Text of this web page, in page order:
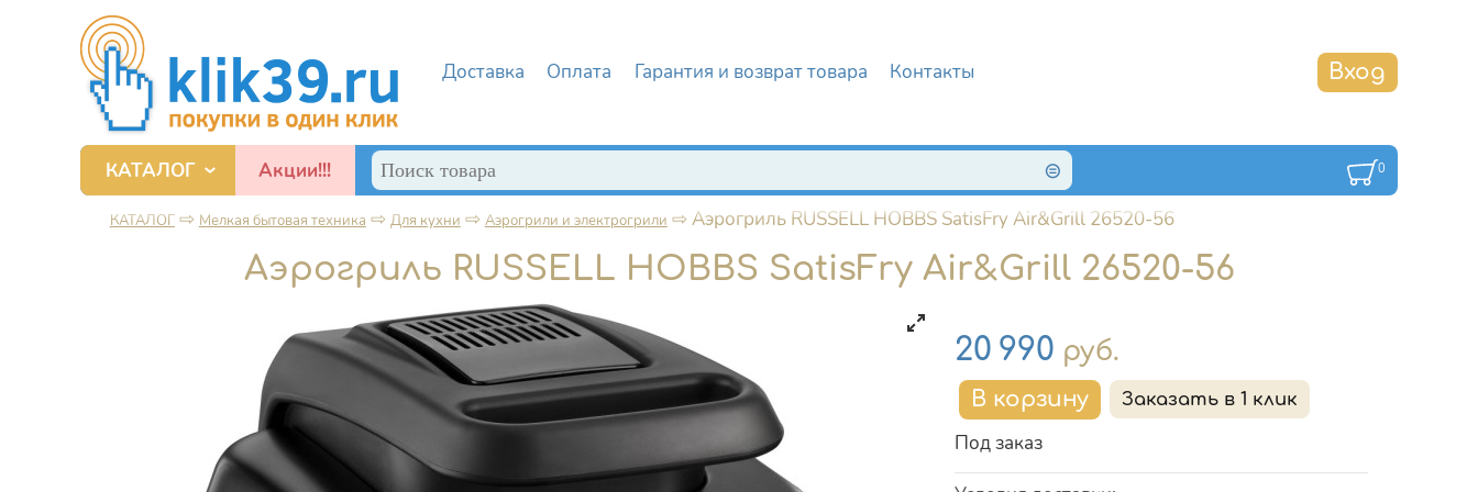
Перейти к основному содержанию
Доставка Оплата Гарантия и возврат товара Контакты
КАТАЛОГ Акции!!! Форма поиска
Поиск 0
Вы здесь
КАТАЛОГ⇨ Мелкая бытовая техника ⇨ Для кухни ⇨ Аэрогрили и электрогрили ⇨ Аэрогриль RUSSELL HOBBS SatisFry Air&Grill 26520-56
Аэрогриль RUSSELL HOBBS SatisFry Air&Grill 26520-56
Цена
20 990 руб.
Под заказ